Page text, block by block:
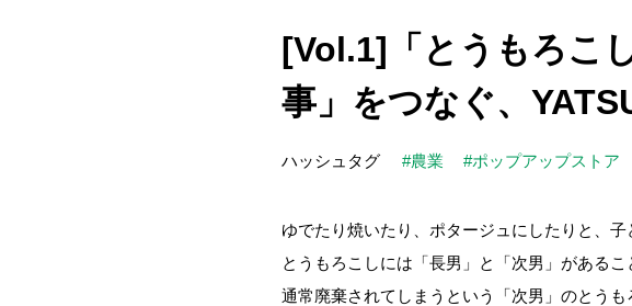
[Vol.1]「とうもろこ
事」をつなぐ、
ハッシュタグ #農業 #ポップアップストア
ゆでたり焼いたり、ポタージュにしたりと、
とうもろこしには「長男」と「次男」があるこ
通常廃棄されてしまうという「次男」のとう